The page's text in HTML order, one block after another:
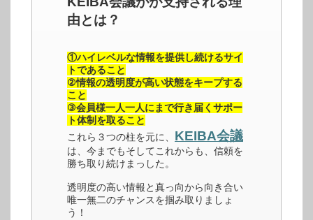
由とは？
①ハイレベルな情報を提供し続けるサイ
トであること
②情報の透明度が高い状態をキープする
こと
③会員様一人一人にまで行き届くサポー
ト体制を取ること
これら３つの柱を元に、 KEIBA会議
は、今までもそしてこれからも、信頼を
勝ち取り続けまっした。
透明度の高い情報と真っ向から向き合い
唯一無二のチャンスを掴み取りましょ
う！